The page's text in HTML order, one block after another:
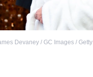
Devaney / GC Images /